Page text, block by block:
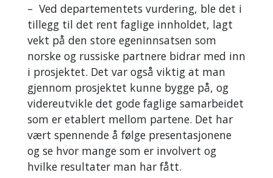
– Ved departementets vurdering, ble det i
tillegg til det rent faglige innholdet, lagt
vekt på den store egeninnsatsen som
norske og russiske partnere bidrar med inn
i prosjektet. Det var også viktig at man
gjennom prosjektet kunne bygge på, og
videreutvikle det gode faglige samarbeidet
som er etablert mellom partene. Det har
vært spennende å følge presentasjonene
og se hvor mange som er involvert og
hvilke resultater man har fått.